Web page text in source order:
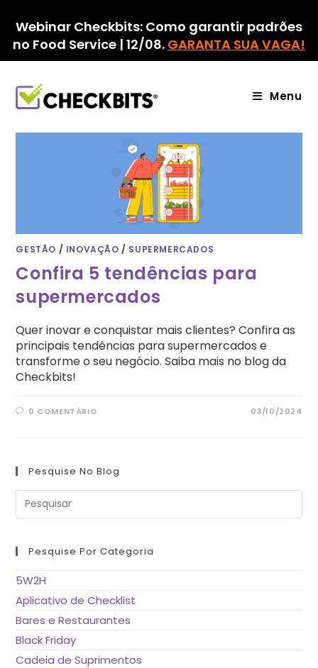
para
conteúdo
Webinar Checkbits: Como garantir padrões
no Food Service | 12/08. GARANTA SUA VAGA!
Menu
GESTÃO / INOVAÇÃO / SUPERMERCADOS
Confira 5 tendências para
supermercados
Quer inovar e conquistar mais clientes? Confira as
principais tendências para supermercados e
transforme o seu negócio. Saiba mais no blog da
Checkbits!
0 COMENTÁRIO 03/10/2024
Pesquise No Blog
Pesquise Por Categoria
5W2H
Aplicativo de Checklist
Bares e Restaurantes
Black Friday
Cadeia de Suprimentos